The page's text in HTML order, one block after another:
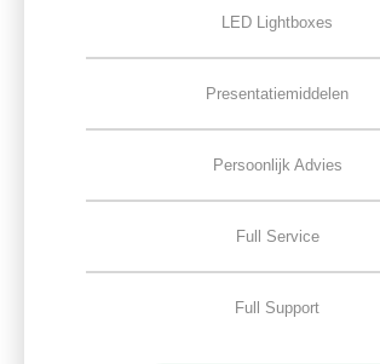
LED Lightboxes
Presentatiemiddelen
Persoonlijk Advies
Full Service
Full Support